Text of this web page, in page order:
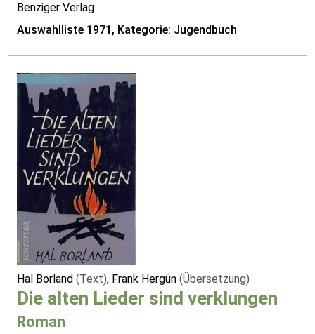
Benziger Verlag
Auswahlliste 1971, Kategorie: Jugendbuch
Hal Borland (Text), Frank Hergün (Übersetzung)
Die alten Lieder sind verklungen
Roman